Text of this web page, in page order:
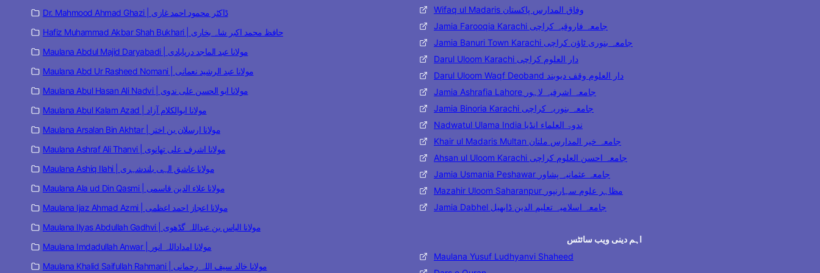
Dr. Mahmood Ahmad Ghazi | ڈاکٹر محمود احمد غازی
Hafiz Muhammad Akbar Shah Bukhari | حافظ محمد اکبر شاہ بخاری
Maulana Abdul Majid Daryabadi | مولانا عبد الماجد دریابادی
Maulana Abd Ur Rasheed Nomani | مولانا عبد الرشید نعمانی
Maulana Abul Hasan Ali Nadvi | مولانا ابو الحسن علی ندوی
Maulana Abul Kalam Azad | مولانا ابوالکلام آزاد
Maulana Arsalan Bin Akhtar | مولانا ارسلان بن اختر
Maulana Ashraf Ali Thanvi | مولانا اشرف علی تھانوی
Maulana Ashiq Ilahi | مولانا عاشق الہی بلندشہری
Maulana Ala ud Din Qasmi | مولانا علاء الدین قاسمی
Maulana Ijaz Ahmad Azmi | مولانا اعجاز احمد اعظمی
Maulana Ilyas Abdullah Gadhvi | مولانا الیاس بن عبداللہ گڈھوی
Maulana Imdadullah Anwar | مولانا امداداللہ انور
Maulana Khalid Saifullah Rahmani | مولانا خالد سیف اللہ رحمانی
Wifaq ul Madaris وفاق المدارس پاکستان
Jamia Farooqia Karachi جامعہ فاروقیہ کراچی
Jamia Banuri Town Karachi جامعہ بنوری ٹاؤن کراچی
Darul Uloom Karachi دار العلوم کراچی
Darul Uloom Waqf Deoband دار العلوم وقف دیوبند
Jamia Ashrafia Lahore جامعہ اشرفیہ لاہور
Jamia Binoria Karachi جامعہ بنوریہ کراچی
Nadwatul Ulama India ندوۃ العلماء انڈیا
Khair ul Madaris Multan جامعہ خیر المدارس ملتان
Ahsan ul Uloom Karachi جامعہ احسن العلوم کراچی
Jamia Usmania Peshawar جامعہ عثمانیہ پشاور
Mazahir Uloom Saharanpur مظاہر علوم سہارنپور
Jamia Dabhel جامعہ اسلامیہ تعلیم الدین ڈابھیل
اہم دینی ویب سائٹس
Maulana Yusuf Ludhyanvi Shaheed